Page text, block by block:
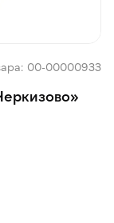
00-00000933